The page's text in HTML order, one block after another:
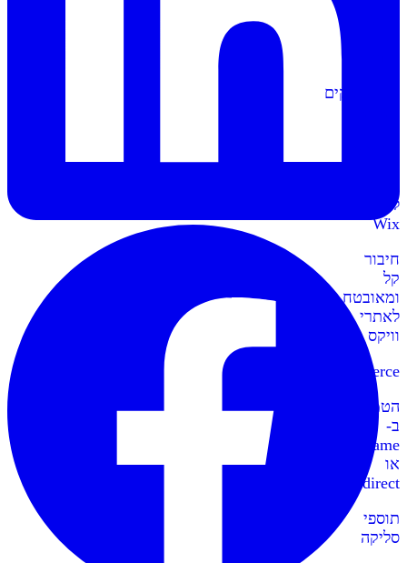
מתממשקים
ל-
Wix
חיבור
קל
ומאובטח
לאתרי
וויקס
WooCommerce
הטמעה
ב-
IFrame
או
Redirect
תוספי
סליקה